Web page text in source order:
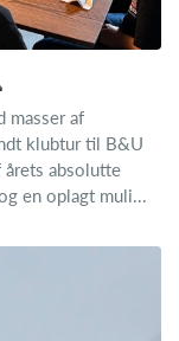
masser af
klubtur til B&U
absolutte
en oplagt muli...